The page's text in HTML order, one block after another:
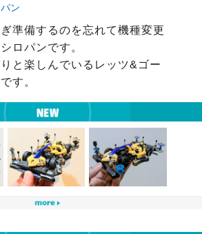
ン
準備するのを忘れて機種変更
ロパンです。
と楽しんでいるレッツ&ゴー
す。